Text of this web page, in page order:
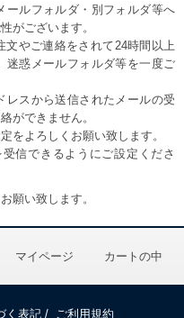
ールフォルダ・別フォルダ等へ
がございます。
やご連絡をされて24時間以上
迷惑メールフォルダ等を一度ご
レスから送信されたメールの受
ができません。
をよろしくお願い致します。
信できるようにご設定くださ
願い致します。
マイページ カートの中
く表記 / ご利用規約